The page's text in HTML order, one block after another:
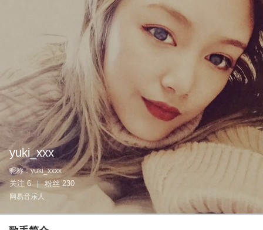
yuki_xxx
昵称：yuki_xxxx
关注 6 | 粉丝 230
网易音乐人